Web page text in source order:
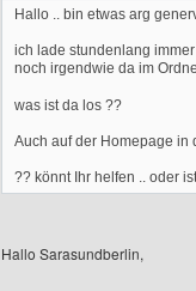
Hallo .. bin etwas arg
ich lade stundenlang
noch irgendwie da im
was ist da los ??
Auch auf der Homepage in
?? könnt Ihr helfen .. oder
Hallo Sarasundberlin,